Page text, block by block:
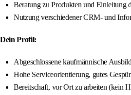
Beratung zu Produkten und Einleitung
Nutzung verschiedener CRM‑ und
Dein Profil:
Abgeschlossene kaufmännische
Hohe Serviceorientierung, gutes
Bereitschaft, vor Ort zu arbeiten (kein